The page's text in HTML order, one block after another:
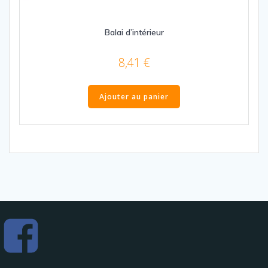
Balai d’intérieur
8,41 €
Ajouter au panier